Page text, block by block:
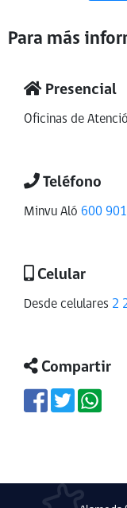
Para más
Presencial
Oficinas de
Teléfono
Minvu Aló 600
Celular
Desde celulares 2
Compartir